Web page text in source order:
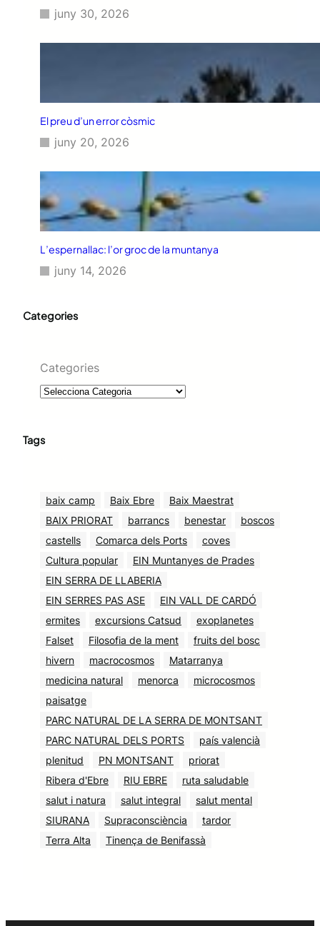
juny 30, 2026
El preu d’un error còsmic
juny 20, 2026
L’espernallac: l’or groc de la muntanya
juny 14, 2026
Categories
Categories
Tags
baix camp Baix Ebre
Baix Maestrat
BAIX PRIORAT
barrancs benestar
boscos
castells
Comarca dels Ports
coves
Cultura popular
EIN Muntanyes de Prades
EIN SERRA DE LLABERIA
EIN SERRES PAS ASE
EIN VALL DE CARDÓ
ermites
excursions Catsud
exoplanetes
Falset
Filosofia de la ment
fruits del bosc
hivern
macrocosmos
Matarranya
medicina natural
menorca
microcosmos
paisatge
PARC NATURAL DE LA SERRA DE MONTSANT
PARC NATURAL DELS PORTS
país valencià
plenitud
PN MONTSANT
priorat
Ribera d'Ebre
RIU EBRE
ruta saludable
salut i natura
salut integral
salut mental
SIURANA
Supraconsciència
tardor
Terra Alta
Tinença de Benifassà